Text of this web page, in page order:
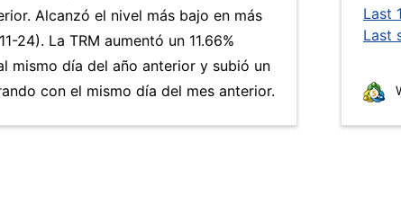
Alcanzó el nivel más bajo en más
24). La TRM aumentó un 11.66%
mismo día del año anterior y subió un
con el mismo día del mes anterior.
Last
Last